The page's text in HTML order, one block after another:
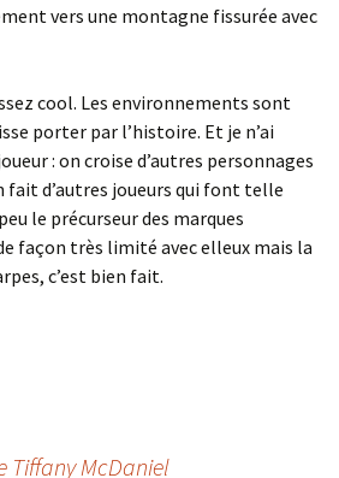
vers une montagne fissurée avec
cool. Les environnements sont
porter par l’histoire. Et je n’ai
: on croise d’autres personnages
fait d’autres joueurs qui font telle
le précurseur des marques
façon très limité avec elleux mais la
c’est bien fait.
Tiffany McDaniel